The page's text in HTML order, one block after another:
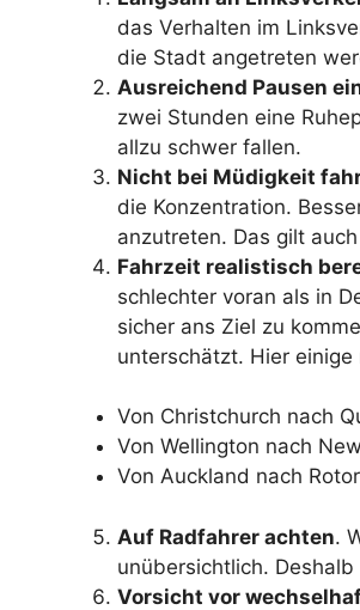
das Verhalten im
die Stadt angetreten
Ausreichend Pausen
zwei Stunden eine
allzu schwer fallen.
Nicht bei Müdigkeit
die Konzentration.
anzutreten. Das gilt
Fahrzeit realistisch
schlechter voran als in
sicher ans Ziel zu
unterschätzt. Hier
Von Christchurch nach
Von Wellington nach
Von Auckland nach
Auf Radfahrer achten.
unübersichtlich.
Vorsicht vor